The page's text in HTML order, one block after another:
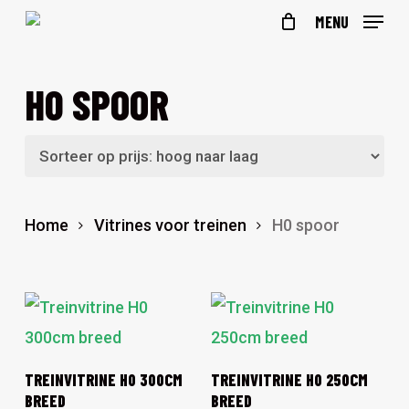
Skip
content
MENU
H0 SPOOR
Home Vitrines voor treinen H0 spoor
OPTIES SELECTEREN
product
TREINVITRINE H0 300CM
BREED
OPTIES SELECTEREN
product
TREINVITRINE H0 250CM
BREED